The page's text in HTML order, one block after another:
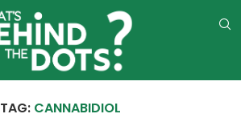
TAG: CANNABIDIOL